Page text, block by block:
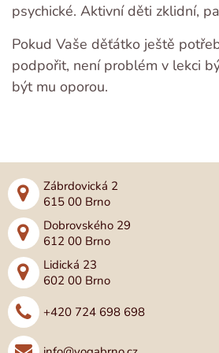
psychické. Aktivní děti zklidní,
Pokud Vaše děťátko ještě
podpořit, není problém v lekci
být mu oporou.
Zábrdovická 2
615 00 Brno
Dobrovského 29
612 00 Brno
Lidická 23
602 00 Brno
+420 724 698 698